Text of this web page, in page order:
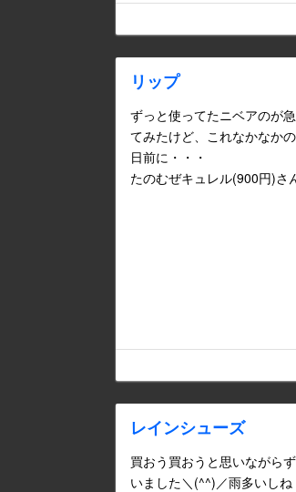
リップ
ずっと使ってたニベアのが
てみたけど、これなかなか
日前に・・・
たのむぜキュレル(900円)さ
レインシューズ
買おう買おうと思いながら
いました＼(^^)／雨多いしね